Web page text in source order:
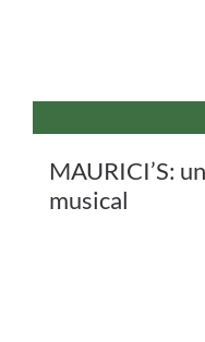
MAURICI’S:
musical